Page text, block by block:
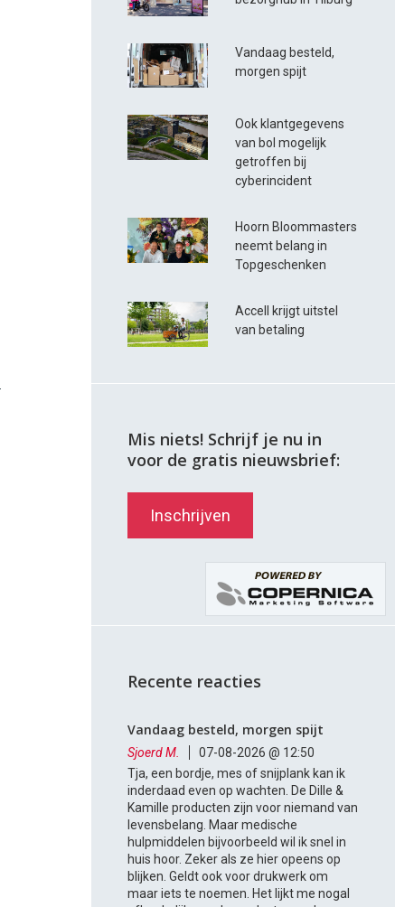
Vandaag besteld,
morgen spijt
Ook klantgegevens
van bol mogelijk
getroffen bij
cyberincident
Hoorn Bloommasters
neemt belang in
Topgeschenken
Accell krijgt uitstel
van betaling
Mis niets! Schrijf je nu in
voor de gratis nieuwsbrief:
Inschrijven
Recente reacties
Vandaag besteld, morgen spijt
Sjoerd M.
07-08-2026 @ 12:50
Tja, een bordje, mes of snijplank kan ik
inderdaad even op wachten. De Dille &
Kamille producten zijn voor niemand van
levensbelang. Maar medische
hulpmiddelen bijvoorbeeld wil ik snel in
huis hoor. Zeker als ze hier opeens op
blijken. Geldt ook voor drukwerk om
maar iets te noemen. Het lijkt me nogal